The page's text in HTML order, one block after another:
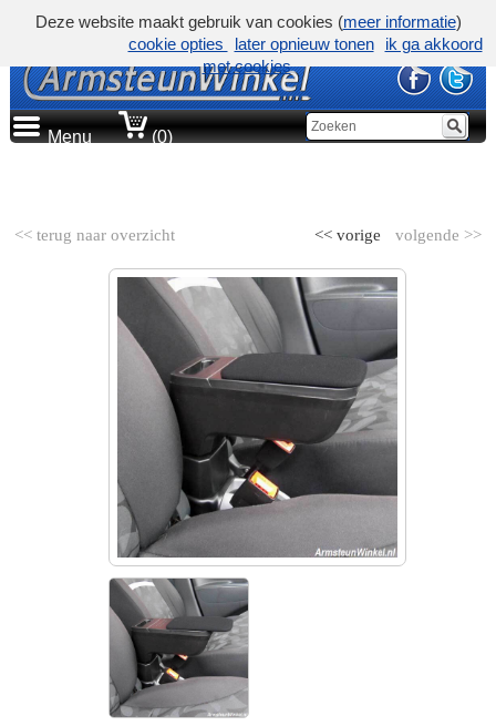
Menu (0)
<< terug naar overzicht volgende >>
<< vorige
Deze website maakt gebruik van cookies (meer informatie)
cookie opties
later opnieuw tonen
ik ga akkoord
met cookies